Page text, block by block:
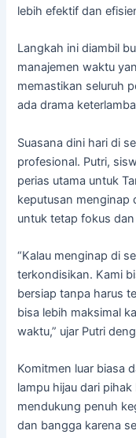
lebih efektif dan
Langkah ini diambil
manajemen waktu
memastikan seluruh
ada drama
Suasana dini hari di
profesional. Putri,
perias utama untuk
keputusan menginap
untuk tetap fokus
“Kalau menginap di
terkondisikan. Kami
bersiap tanpa harus
bisa lebih maksimal
waktu,” ujar Putri
Komitmen luar biasa
lampu hijau dari
mendukung penuh
dan bangga karena